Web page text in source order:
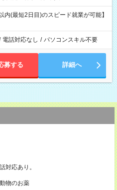
内(最短2日目)のスピード就業が可能】
電話対応なし / パソコンスキル不要
募する 詳細へ
対応あり。
物のお薬